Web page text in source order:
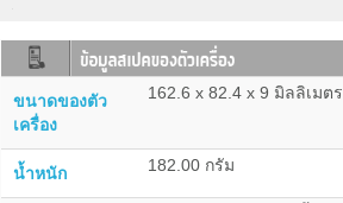
ขนาดของตัว
เครื่อง
162.6 x 82.4 x 9 มิลลิเมตร
น้ำหนัก 182.00 กรัม